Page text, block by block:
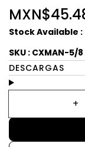
Stock Available :
SKU : CXMAN-5/8
DESCARGAS